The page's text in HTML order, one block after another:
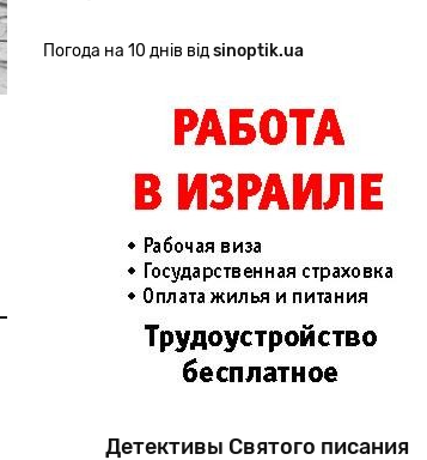
Погода на 10 днів відsinoptik.ua
Детективы Святого писания